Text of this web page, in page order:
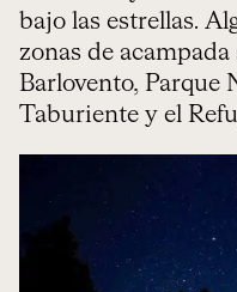
bajo las estrellas.
zonas de
Barlovento, Parque
Taburiente y el